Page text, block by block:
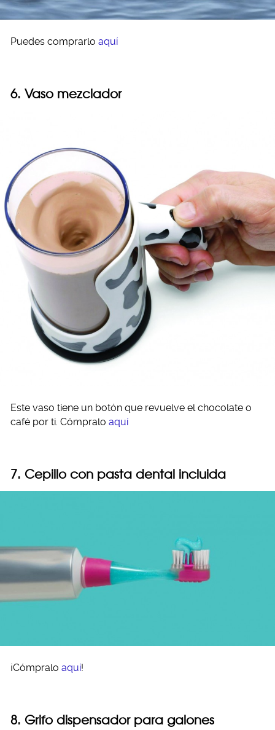
Puedes comprarlo aquí
6. Vaso mezclador
Este vaso tiene un botón que revuelve el chocolate o
café por ti. Cómpralo aquí
7. Cepillo con pasta dental incluida
¡Cómpralo aquí!
8. Grifo dispensador para galones